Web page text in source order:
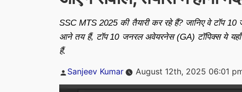
SSC MTS 2025 की तैयारी कर रहे हैं? जानिए वे टॉप 10
आने तय हैं, टॉप 10 जनरल अवेयरनेस (GA) टॉपिक्स ये
हैं.
Posted
Sanjeev Kumar August 12th, 2025 06:01